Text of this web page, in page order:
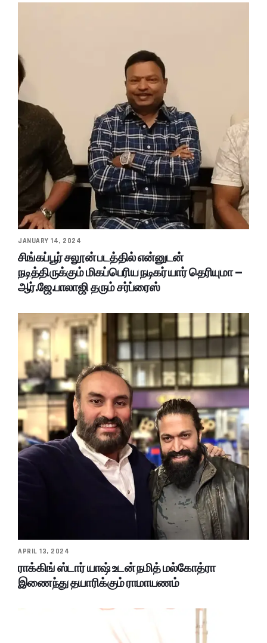
JANUARY 14, 2024
சிங்கப்பூர் சலூன் படத்தில் என்னுடன்
நடித்திருக்கும் மிகப்பெரிய நடிகர் யார் தெரியுமா –
ஆர்.ஜே.பாலாஜி தரும் சர்ப்ரைஸ்
APRIL 13, 2024
ராக்கிங் ஸ்டார் யாஷ் உடன் நமித் மல்கோத்ரா
இணைந்து தயாரிக்கும் ராமாயணம்